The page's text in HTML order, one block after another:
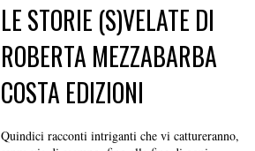
LE STORIE (S)VELATE DI
ROBERTA MEZZABARBA
COSTA EDIZIONI
Quindici racconti intriganti che vi cattureranno,